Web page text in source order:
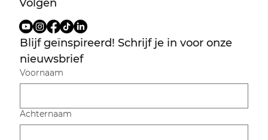
Volgen
Blijf geïnspireerd! Schrijf je in voor onze
nieuwsbrief
Voornaam
Achternaam